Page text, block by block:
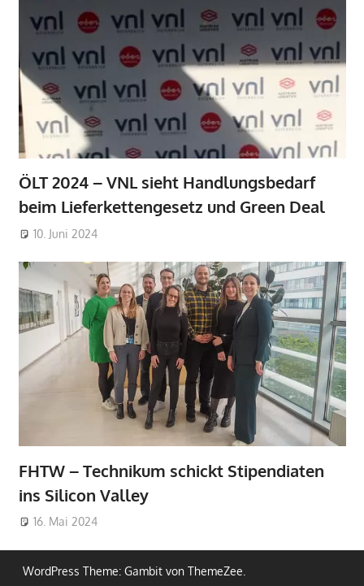
ÖLT 2024 – VNL sieht Handlungsbedarf
beim Lieferkettengesetz und Green Deal
10. Juni 2024
FHTW – Technikum schickt Stipendiaten
ins Silicon Valley
16. Mai 2024
WordPress Theme: Gambit von ThemeZee.